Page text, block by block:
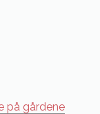
på gårdene